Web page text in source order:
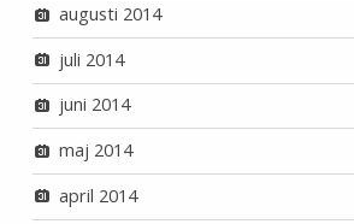
augusti 2014
juli 2014
juni 2014
maj 2014
april 2014